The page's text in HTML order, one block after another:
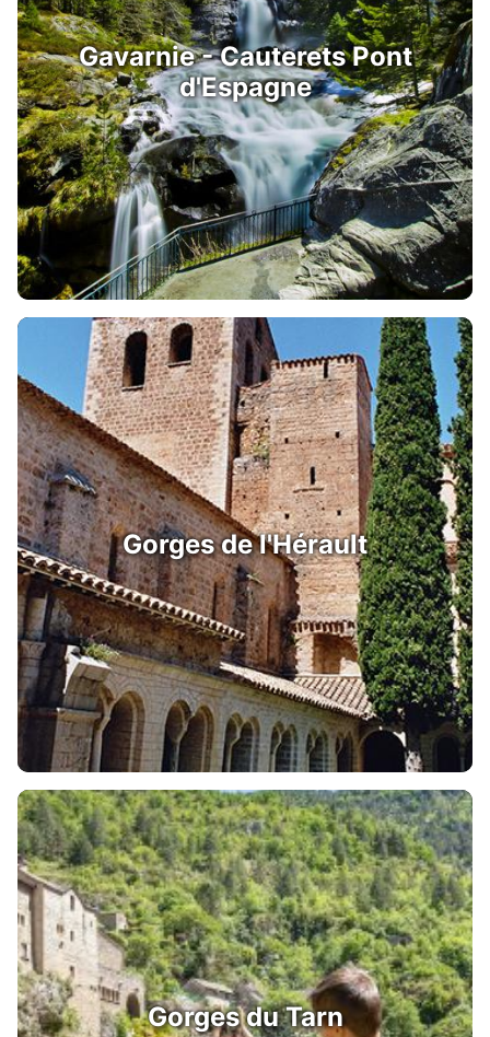
Gavarnie - Cauterets Pont
d'Espagne
Gorges de l'Hérault
Gorges du Tarn